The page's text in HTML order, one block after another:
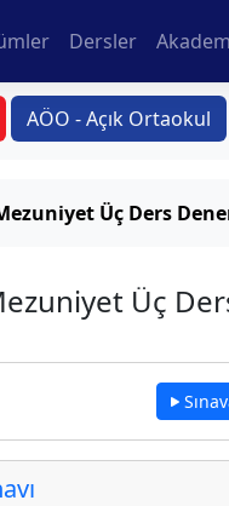
Dersler
AÖO - Açık Ortaokul
Üç Ders
Üç